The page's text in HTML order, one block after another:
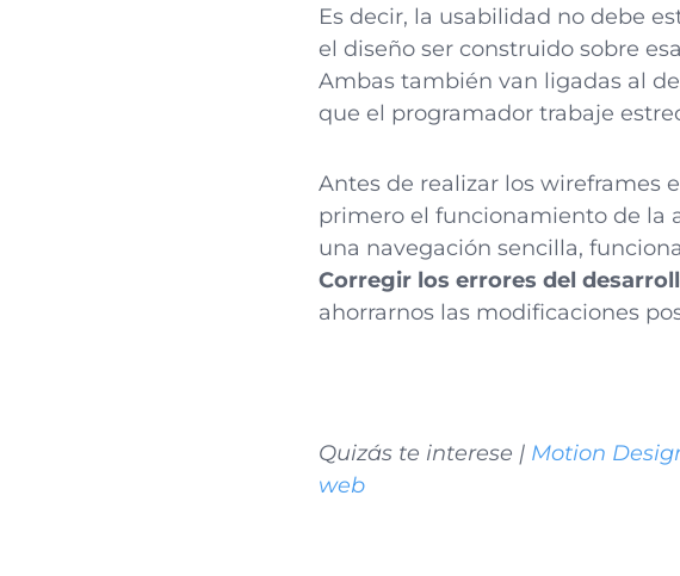
Es decir, la usabilidad no debe
el diseño ser construido sobre
Ambas también van ligadas al
que el programador trabaje
Antes de realizar los wireframes
primero el funcionamiento de la
una navegación sencilla,
Corregir los errores del
ahorrarnos las modificaciones
Quizás te interese | Motion
web